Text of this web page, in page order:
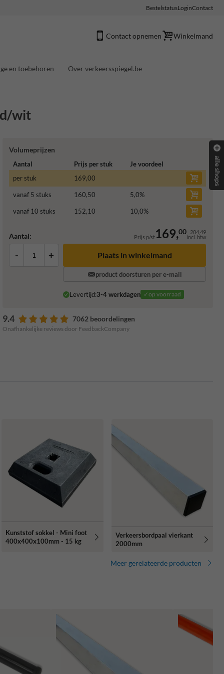
BestelstatusLoginContact
Contact opnemen Winkelmand
en toebehoren Over verkeersspiegel.be
wit
Volumeprijzen
Aantal Prijs per stuk
Je voordeel
per stuk
169,00
vanaf 5 stuks 160,50 5,0%
vanaf 10 stuks 152,10 10,0%
Aantal: Prijs p/st169,00 204,49
incl. btw
- + Plaats in winkelmand
product doorsturen per e-mail
Levertijd:3-4 werkdagen ✓op voorraad
9.4 7062 beoordelingen
Onafhankelijke reviews door FeedbackCompany
Kunststof sokkel - Mini foot
400x400x100mm - 15 kg
Verkeersbordpaal vierkant
2000mm
Meer gerelateerde producten
alle shops